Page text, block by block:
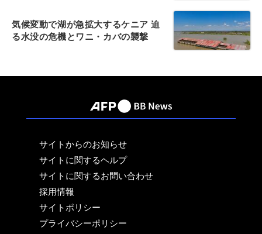
気候変動で湖が急拡大するケニア 迫
る水没の危機とワニ・カバの襲撃
サイトからのお知らせ
サイトに関するヘルプ
サイトに関するお問い合わせ
採用情報
サイトポリシー
プライバシーポリシー